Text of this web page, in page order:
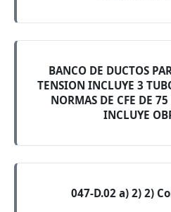
BANCO DE DUCTOS
TENSION INCLUYE 3
NORMAS DE CFE DE
INCLUYE
047-D.02 a) 2) 2)